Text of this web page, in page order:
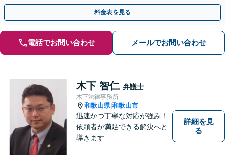
談30分無料】書き込みを行わせない職場環境整備にも注力
料金表を見る
電話でお問い合わせ メールでお問い合わせ
木下 智仁 弁護士
木下法律事務所
和歌山県|和歌山市
迅速かつ丁寧な対応が強み！
依頼者が満足できる解決へと
導きます
詳細を見
る